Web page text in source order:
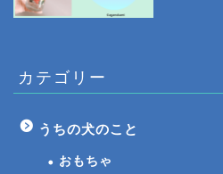
カテゴリー
うちの犬のこと
おもちゃ